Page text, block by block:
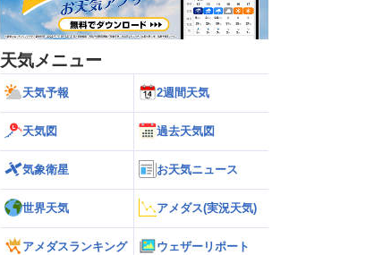
天気メニュー
天気予報 2週間天気
天気図 過去天気図
気象衛星 お天気ニュース
世界天気 アメダス(実況天気)
アメダスランキング ウェザーリポート